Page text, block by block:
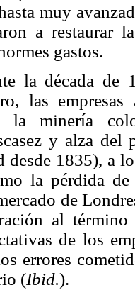
muy
a restaurar
gastos.
la década
las
la minería
y alza
desde 1835), a
la pérdida de
de
al
de los
errores
(Ibid.).